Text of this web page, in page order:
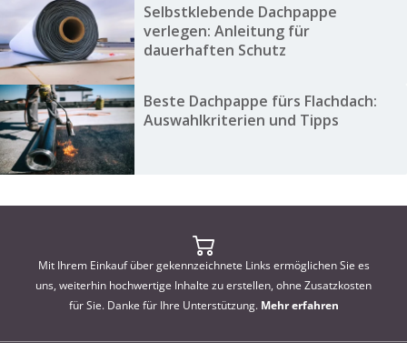
Selbstklebende Dachpappe
verlegen: Anleitung für
dauerhaften Schutz
Beste Dachpappe fürs Flachdach:
Auswahlkriterien und Tipps
Mit Ihrem Einkauf über gekennzeichnete Links ermöglichen Sie es
uns, weiterhin hochwertige Inhalte zu erstellen, ohne Zusatzkosten
für Sie. Danke für Ihre Unterstützung. Mehr erfahren